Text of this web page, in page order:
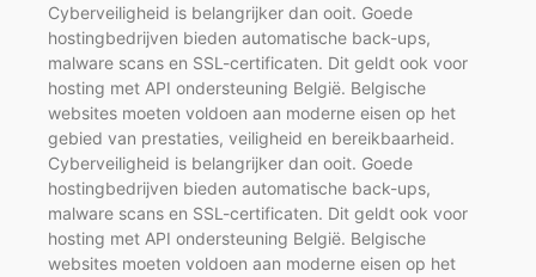
Cyberveiligheid is belangrijker dan ooit. Goede
hostingbedrijven bieden automatische back-ups,
malware scans en SSL-certificaten. Dit geldt ook voor
hosting met API ondersteuning België. Belgische
websites moeten voldoen aan moderne eisen op het
gebied van prestaties, veiligheid en bereikbaarheid.
Cyberveiligheid is belangrijker dan ooit. Goede
hostingbedrijven bieden automatische back-ups,
malware scans en SSL-certificaten. Dit geldt ook voor
hosting met API ondersteuning België. Belgische
websites moeten voldoen aan moderne eisen op het